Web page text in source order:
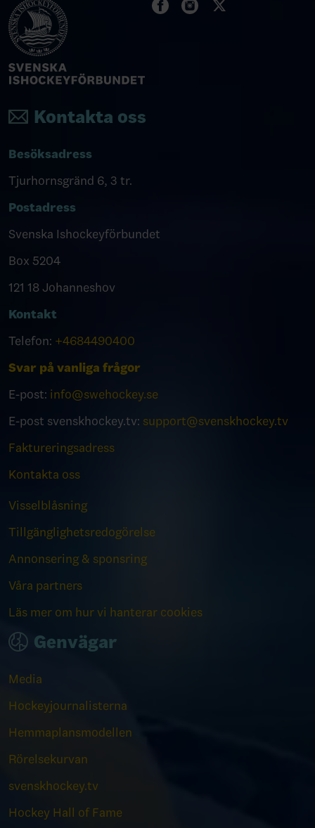
Kontakta oss
Besöksadress
Tjurhornsgränd 6, 3 tr.
Postadress
Svenska Ishockeyförbundet
Box 5204
121 18 Johanneshov
Kontakt
Telefon: +4684490400
Svar på vanliga frågor
E-post: info@swehockey.se
E-post svenskhockey.tv: support@svenskhockey.tv
Faktureringsadress
Kontakta oss
Visselblåsning
Tillgänglighetsredogörelse
Annonsering & sponsring
Våra partners
Läs mer om hur vi hanterar cookies
Genvägar
Media
Hockeyjournalisterna
Hemmaplansmodellen
Rörelsekurvan
svenskhockey.tv
Hockey Hall of Fame